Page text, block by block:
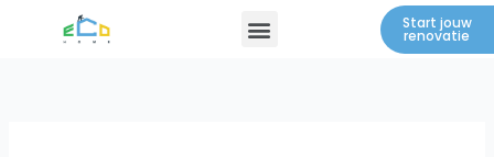
Menu Start jouw
renovatie